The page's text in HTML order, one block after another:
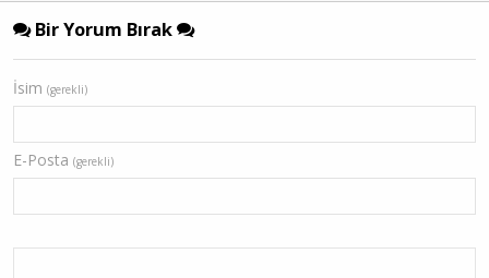
Bir Yorum Bırak
İsim (gerekli)
E-Posta (gerekli)